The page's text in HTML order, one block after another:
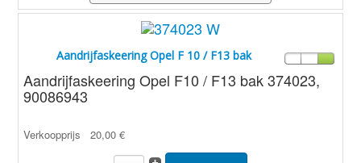
Aandrijfaskeering Opel F 10 / F13 bak
Aandrijfaskeering Opel F10 / F13 bak 374023,
90086943
Verkoopprijs 20,00 €